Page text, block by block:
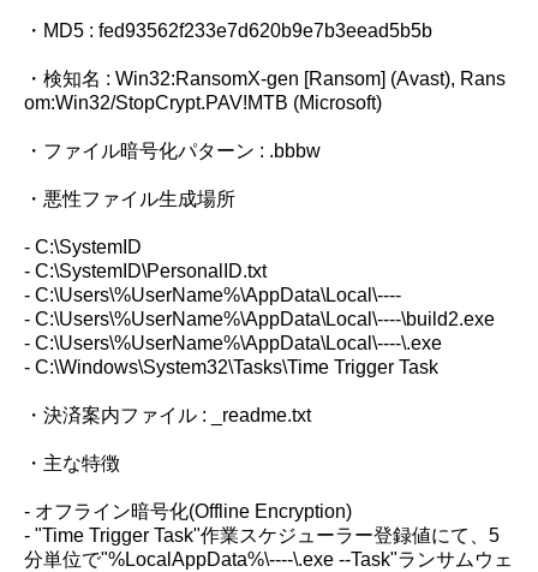
・MD5 : fed93562f233e7d620b9e7b3eead5b5b
・検知名 : Win32:RansomX-gen [Ransom] (Avast), Rans
om:Win32/StopCrypt.PAV!MTB (Microsoft)
・ファイル暗号化パターン : .bbbw
・悪性ファイル生成場所
- C:\SystemID
- C:\SystemID\PersonalID.txt
- C:\Users\%UserName%\AppData\Local\----
- C:\Users\%UserName%\AppData\Local\----\build2.exe
- C:\Users\%UserName%\AppData\Local\----\.exe
- C:\Windows\System32\Tasks\Time Trigger Task
・決済案内ファイル : _readme.txt
・主な特徴
- オフライン暗号化(Offline Encryption)
- "Time Trigger Task"作業スケジューラー登録値にて、5
分単位で"%LocalAppData%\----\.exe --Task"ランサムウェ